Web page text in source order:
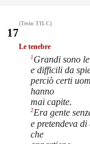
(Testo TILC)
17
Le tenebre
1 Grandi sono
e difficili da
perciò certi
hanno
mai capite.
2Era gente
e pretendeva
che